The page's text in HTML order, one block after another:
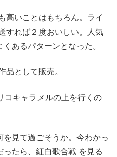
高いことはもちろん。ライ
すれば２度おいしい。人気
あるパターンとなった。
品として販売。
コキャラメルの上を行くの
見て過ごそうか。今わかっ
たら、紅白歌合戦 を見る